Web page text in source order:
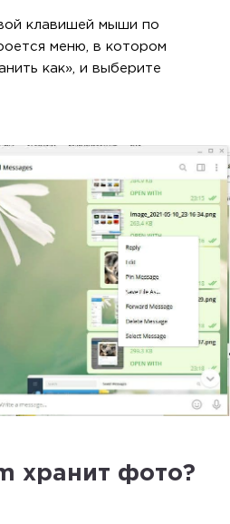
клавишей мыши по
меню, в котором
как», и выберите
хранит фото?